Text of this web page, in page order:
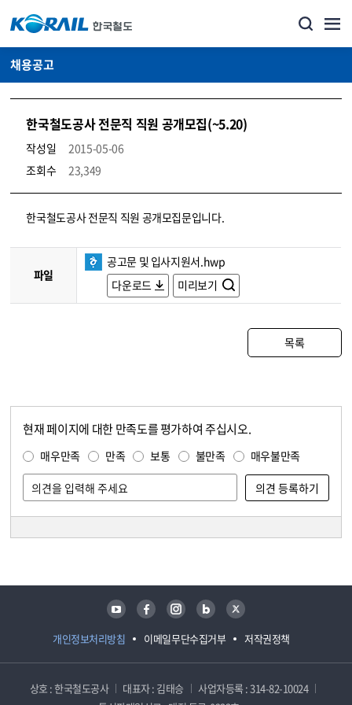
채용공고
한국철도공사 전문직 직원 공개모집(~5.20)
작성일
2015-05-06
조회수
23,349
코레일소개_경영공시_채용공고 상세보기 – 내용, 파일, 담당자 연락처로 구성
한국철도공사 전문직 직원 공개모집문입니다.
파일
공고문 및 입사지원서.hwp
다운로드
미리보기
목록
현재 페이지에 대한 만족도를 평가하여 주십시오.
매우만족 만족 보통 불만족 매우불만족
개인정보처리방침 이메일무단수집거부 저작권정책
유튜브 페이스북 인스타그램 블로그 트위터
상호 : 한국철도공사 대표자 : 김태승
사업자등록 : 314-82-10024